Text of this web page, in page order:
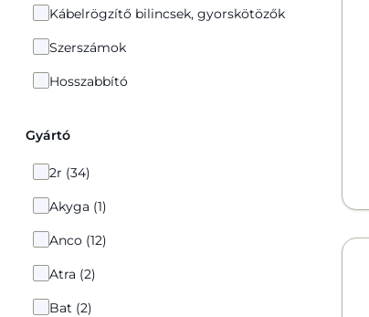
Kábelrögzítő bilincsek, gyorskötözők
Szerszámok
Hosszabbító
Gyártó
2r (34)
Akyga (1)
Anco (12)
Atra (2)
Bat (2)